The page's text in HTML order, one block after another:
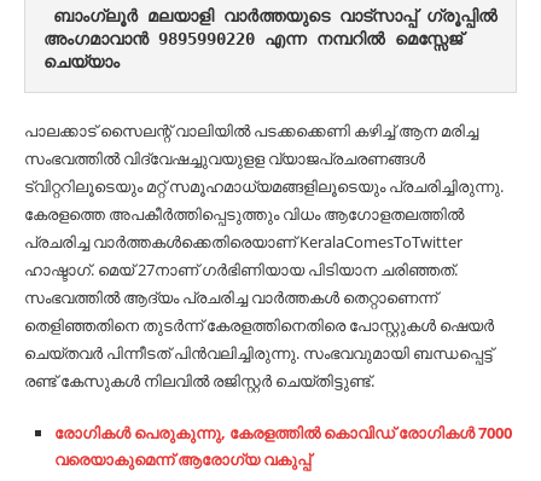
ബാംഗ്ലൂർ മലയാളി വാർത്തയുടെ വാട്സാപ്പ് ഗ്രൂപ്പിൽ
അംഗമാവാൻ 9895990220 എന്ന നമ്പറിൽ മെസ്സേജ്
ചെയ്യാം
പാലക്കാട് സൈലന്റ് വാലിയിൽ പടക്കക്കെണി കഴിച്ച് ആന മരിച്ച
സംഭവത്തിൽ വിദ്വേഷച്ചുവയുളള വ്യാജപ്രചരണങ്ങൾ
ട്വിറ്ററിലൂടെയും മറ്റ് സമൂഹമാധ്യമങ്ങളിലൂടെയും പ്രചരിച്ചിരുന്നു.
കേരളത്തെ അപകീർത്തിപ്പെടുത്തും വിധം ആഗോളതലത്തിൽ
പ്രചരിച്ച വാർത്തകൾക്കെതിരെയാണ് KeralaComesToTwitter
ഹാഷ്ടാഗ്. മെയ് 27നാണ് ഗർഭിണിയായ പിടിയാന ചരിഞ്ഞത്.
സംഭവത്തിൽ ആദ്യം പ്രചരിച്ച വാർത്തകൾ തെറ്റാണെന്ന്
തെളിഞ്ഞതിനെ തുടർന്ന് കേരളത്തിനെതിരെ പോസ്റ്റുകൾ ഷെയർ
ചെയ്തവർ പിന്നീടത് പിൻവലിച്ചിരുന്നു. സംഭവവുമായി ബന്ധപ്പെട്ട്
രണ്ട് കേസുകൾ നിലവിൽ രജിസ്റ്റർ ചെയ്തിട്ടുണ്ട്.
രോഗികള്‍ പെരുകുന്നു, കേരളത്തില്‍ കൊവിഡ് രോഗികള്‍ 7000
വരെയാകുമെന്ന് ആരോഗ്യ വകുപ്പ്